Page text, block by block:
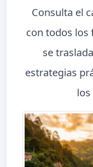
Consulta el
con todos los
se
estrategias